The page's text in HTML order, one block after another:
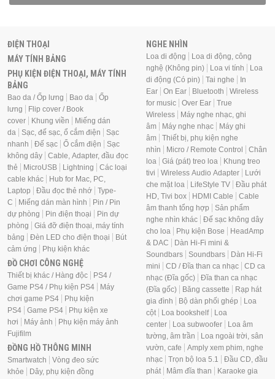
ĐIỆN THOẠI
MÁY TÍNH BẢNG
PHỤ KIỆN ĐIỆN THOẠI, MÁY TÍNH
BẢNG
Bao da / Ốp lưng Bao da
Ốp
lưng
Flip cover / Book
cover
Khung viền
Miếng dán
da
Sạc, đế sạc, ổ cắm điện
Sạc
nhanh
Đế sạc Ổ cắm điện
Sạc
không dây
Cable, Adapter, đầu đọc
thẻ
MicroUSB Lightning
Các loại
cable khác
Hub for Mac, PC,
Laptop
Đầu đọc thẻ nhớ
Type-
C
Miếng dán màn hình
Pin / Pin
dự phòng
Pin điện thoại
Pin dự
phòng
Giá đỡ điện thoại, máy tính
bảng
Đèn LED cho điện thoại
Bút
cảm ứng
Phụ kiện khác
ĐỒ CHƠI CÔNG NGHỆ
Thiết bị khác / Hàng độc
PS4 /
Game PS4 / Phụ kiện PS4
Máy
chơi game PS4
Phụ kiện
PS4
Game PS4
Phụ kiện xe
hơi
Máy ảnh
Phụ kiện máy ảnh
Fujifilm
ĐỒNG HỒ THÔNG MINH
Smartwatch
Vòng đeo sức
khỏe
Dây, phụ kiện đồng
NGHE NHÌN
Loa di động
Loa di động, công
nghệ (Không pin)
Loa vi tính
Loa
di động (Có pin)
Tai nghe
In
Ear
On Ear Bluetooth
Wireless
for music
Over Ear
True
Wireless
Máy nghe nhạc, ghi
âm
Máy nghe nhạc
Máy ghi
âm
Thiết bị, phụ kiện nghe
nhìn
Micro / Remote Control
Chân
loa
Giá (pát) treo loa
Khung treo
tivi
Wireless Audio Adapter
Lưới
che mặt loa
LifeStyle TV
Đầu phát
HD, Tivi box
HDMI Cable
Cable
âm thanh tổng hợp
Sản phẩm
nghe nhìn khác
Đế sạc không dây
cho loa
Phụ kiện Bose
HeadAmp
& DAC
Dàn Hi-Fi mini &
Soundbars
Soundbars
Dàn Hi-Fi
mini
CD / Đĩa than ca nhạc
CD ca
nhạc (Đĩa gốc)
Đĩa than ca nhạc
(Đĩa gốc)
Băng cassette
Rạp hát
gia đình
Bộ dàn phối ghép
Loa
cột
Loa bookshelf
Loa
center
Loa subwoofer
Loa âm
tường, âm trần
Loa ngoài trời, sân
vườn, cafe
Amply xem phim, nghe
nhạc
Trọn bộ loa 5.1
Đầu CD, đầu
phát
Mâm đĩa than
Karaoke gia